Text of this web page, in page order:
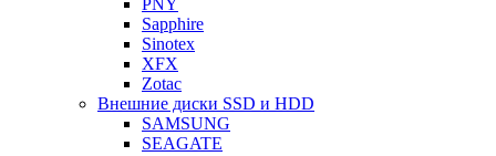
PNY
Sapphire
Sinotex
XFX
Zotac
Внешние диски SSD и HDD
SAMSUNG
SEAGATE